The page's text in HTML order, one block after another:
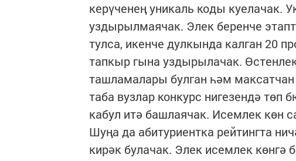
керүченең уникаль коды куелачак.
уздырылмаячак. Элек беренче
тулса, икенче дулкында калган 20
тапкыр гына уздырылачак.
ташламалары булган һәм
таба вузлар конкурс нигезендә
кабул итә башлаячак. Исемлек көн
Шуңа да абитуриентка рейтингта
кирәк булачак. Элек исемлек көнгә